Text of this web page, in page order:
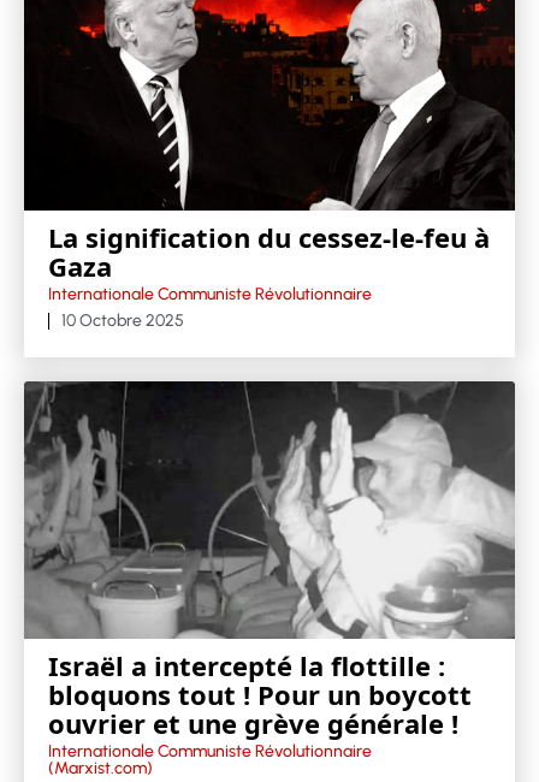
La signification du cessez-le-feu à
Gaza
Internationale Communiste Révolutionnaire
10 Octobre 2025
Israël a intercepté la flottille :
bloquons tout ! Pour un boycott
ouvrier et une grève générale !
Internationale Communiste Révolutionnaire
(Marxist.com)